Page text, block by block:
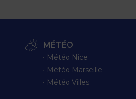
MÉTÉO
∙ Météo Nice
∙ Météo Marseille
∙ Météo Villes